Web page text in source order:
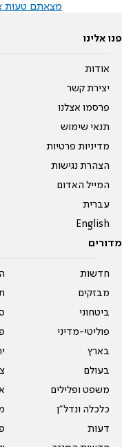
מצאתם טעות
פנו אלינו
אודות
יצירת קשר
פרסמו אצלנו
תנאי שימוש
מדיניות פרטיות
הצהרת נגישות
המייל האדום
עברית
English
מדורים
חדשות
מבזקים
ביטחוני
פוליטי-מדיני
בארץ
בעולם
משפט ופלילים
כלכלה ונדל"ן
דעות